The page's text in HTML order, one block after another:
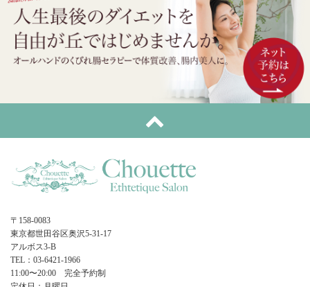
〒158-0083
東京都世田谷区奥沢5-31-17
アルボス3-B
TEL：03-6421-1966
11:00〜20:00 完全予約制